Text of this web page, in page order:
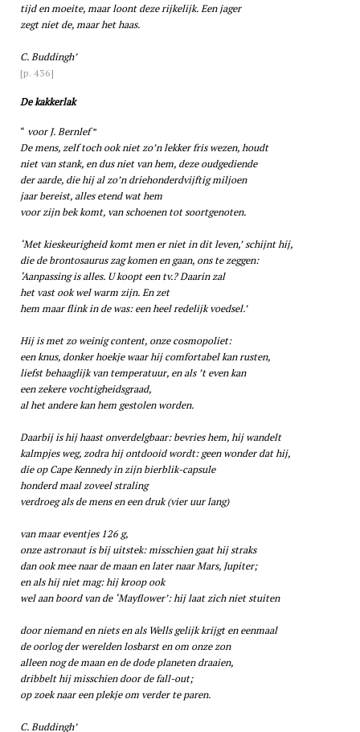
tijd en moeite, maar loont deze rijkelijk. Een jager
zegt niet de, maar het haas.
C. Buddingh’
[p. 436]
De kakkerlak
voor J. Bernlef
De mens, zelf toch ook niet zo’n lekker fris wezen, houdt
niet van stank, en dus niet van hem, deze oudgediende
der aarde, die hij al zo’n driehonderdvijftig miljoen
jaar bereist, alles etend wat hem
voor zijn bek komt, van schoenen tot soortgenoten.
‘Met kieskeurigheid komt men er niet in dit leven,’ schijnt hij,
die de brontosaurus zag komen en gaan, ons te zeggen:
‘Aanpassing is alles. U koopt een tv.? Daarin zal
het vast ook wel warm zijn. En zet
hem maar flink in de was: een heel redelijk voedsel.’
Hij is met zo weinig content, onze cosmopoliet:
een knus, donker hoekje waar hij comfortabel kan rusten,
liefst behaaglijk van temperatuur, en als ’t even kan
een zekere vochtigheidsgraad,
al het andere kan hem gestolen worden.
Daarbij is hij haast onverdelgbaar: bevries hem, hij wandelt
kalmpjes weg, zodra hij ontdooid wordt: geen wonder dat hij,
die op Cape Kennedy in zijn bierblik-capsule
honderd maal zoveel straling
verdroeg als de mens en een druk (vier uur lang)
van maar eventjes 126 g,
onze astronaut is bij uitstek: misschien gaat hij straks
dan ook mee naar de maan en later naar Mars, Jupiter;
en als hij niet mag: hij kroop ook
wel aan boord van de ‘Mayflower’: hij laat zich niet stuiten
door niemand en niets en als Wells gelijk krijgt en eenmaal
de oorlog der werelden losbarst en om onze zon
alleen nog de maan en de dode planeten draaien,
dribbelt hij misschien door de fall-out;
op zoek naar een plekje om verder te paren.
C. Buddingh’